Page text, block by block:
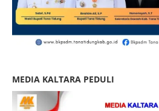
MEDIA KALTARA PEDULI